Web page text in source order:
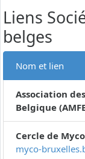
Liens
belges
Nom et lien
Association
Belgique
Cercle de
myco-